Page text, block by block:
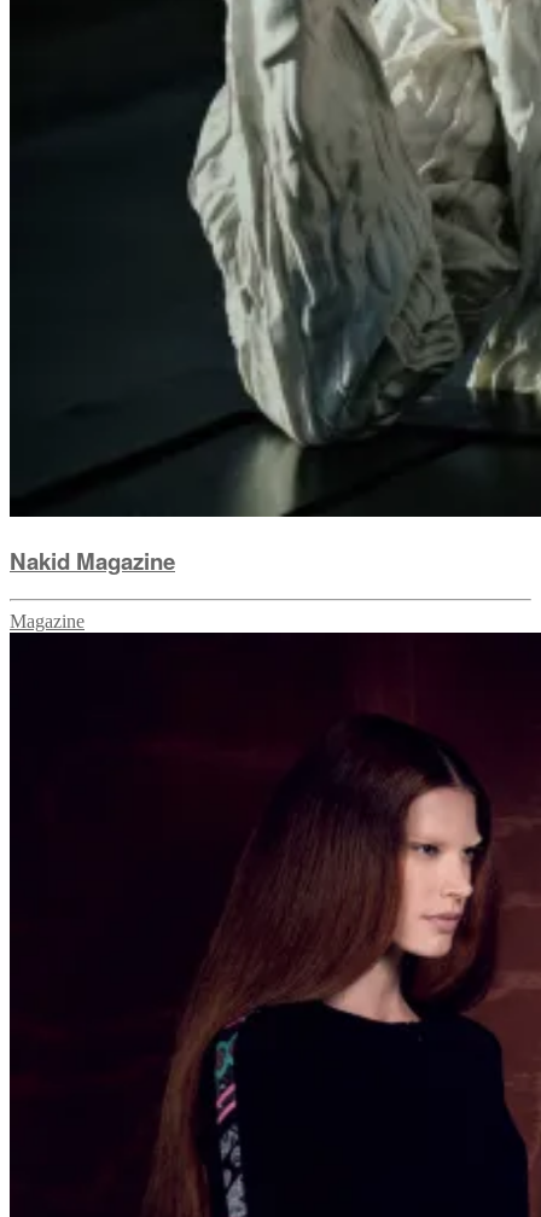
Nakid Magazine
Magazine